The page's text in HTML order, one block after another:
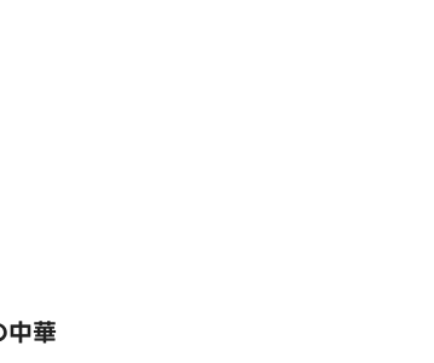
華